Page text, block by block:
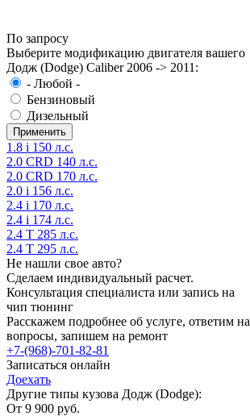
По запросу
Выберите модификацию двигателя вашего
Додж (Dodge) Caliber 2006 -> 2011:
- Любой -
Бензиновый
Дизельный
1.8 i 150 л.с.
2.0 CRD 140 л.с.
2.0 CRD 170 л.с.
2.0 i 156 л.с.
2.4 i 170 л.с.
2.4 i 174 л.с.
2.4 T 285 л.с.
2.4 T 295 л.с.
Не нашли свое авто?
Сделаем индивидуальный расчет.
Консультация специалиста или запись на
чип тюнинг
Расскажем подробнее об услуге, ответим на
вопросы, запишем на ремонт
+7-(968)-701-82-81
Записаться онлайн
Доехать
Другие типы кузова Додж (Dodge):
От 9 900 руб.